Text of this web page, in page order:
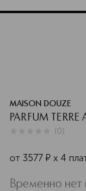
MAISON DOUZE
PARFUM
(0)
от 3577 ¤ х 4
Временно нет